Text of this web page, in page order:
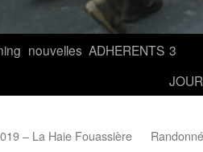
nouvelles ADHERENTS 3
– La Haie Fouassière